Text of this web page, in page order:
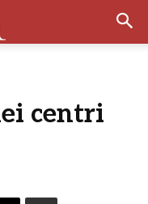
centri